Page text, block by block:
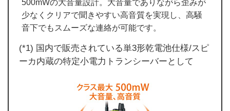
500mWの大音量設計。大音量でありながら歪みが
少なくクリアで聞きやすい高音質を実現し、高騒
音下でもスムーズな連絡が可能です。
(*1) 国内で販売されている単3形乾電池仕様/スピ
ーカ内蔵の特定小電力トランシーバーとして